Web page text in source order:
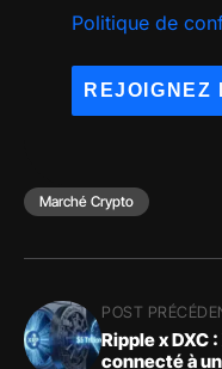
Politique de
Marché Crypto
POST
Ripple x DXC :
connecté à un